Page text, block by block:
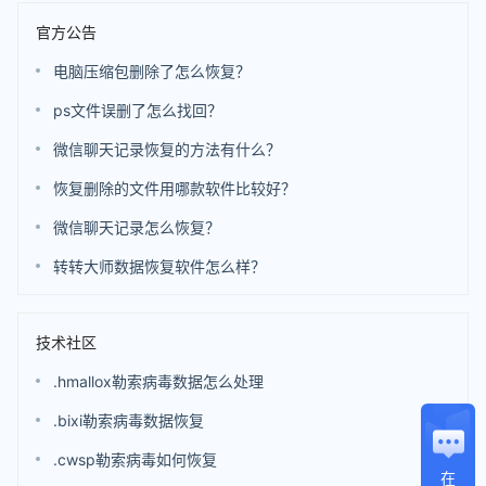
官方公告
电脑压缩包删除了怎么恢复？
ps文件误删了怎么找回？
微信聊天记录恢复的方法有什么？
恢复删除的文件用哪款软件比较好？
微信聊天记录怎么恢复？
转转大师数据恢复软件怎么样？
技术社区
.hmallox勒索病毒数据怎么处理
.bixi勒索病毒数据恢复
.cwsp勒索病毒如何恢复
在